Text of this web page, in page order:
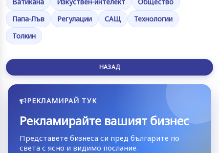
Папа-Лъв
Регулации САЩ
Технологии
Толкин
НАЗАД
РЕКЛАМИРАЙ ТУК
Рекламирайте вашият бизнес
Представете бизнеса си пред българите по
света с ясно и видимо послание.